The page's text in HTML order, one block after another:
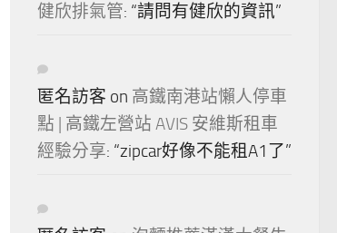
健欣排氣管: “請問有健欣的資訊”
匿名訪客 on 高鐵南港站懶人停車
點 | 高鐵左營站 AVIS 安維斯租車
經驗分享: “zipcar好像不能租A1了”